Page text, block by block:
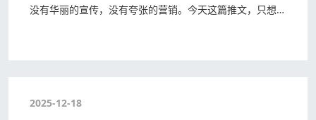
没有华丽的宣传，没有夸张的营销。今天这篇推文，只想坦
2025-12-18